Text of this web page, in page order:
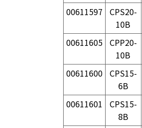
00611597
CPS20-
10B
00611605
CPP20-
10B
00611600
CPS15-
6B
00611601
CPS15-
8B